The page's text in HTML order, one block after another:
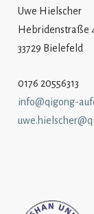
Uwe Hielscher
Hebridenstraße
33729 Bielefeld
0176 20556313
info@qigong-